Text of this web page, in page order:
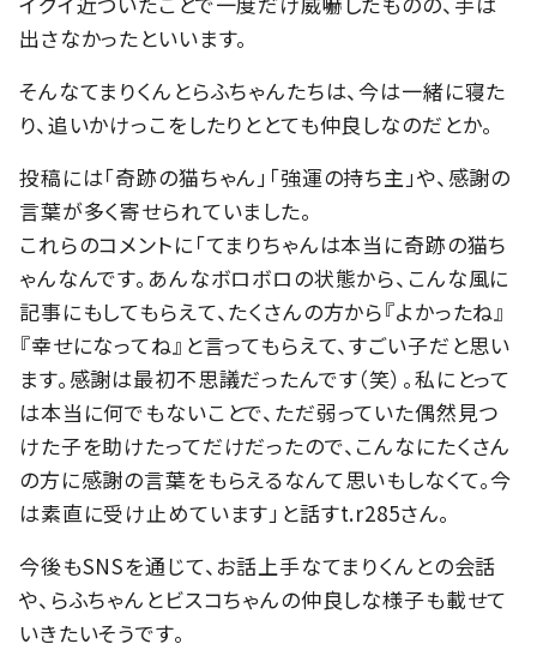
出さなかったといいます。
そんなてまりくんとらふちゃんたちは、今は一緒に寝た
り、追いかけっこをしたりととても仲良しなのだとか。
投稿には「奇跡の猫ちゃん」「強運の持ち主」や、感謝の
言葉が多く寄せられていました。
これらのコメントに「てまりちゃんは本当に奇跡の猫ち
ゃんなんです。あんなボロボロの状態から、こんな風に
記事にもしてもらえて、たくさんの方から『よかったね』
『幸せになってね』と言ってもらえて、すごい子だと思い
ます。感謝は最初不思議だったんです（笑）。私にとって
は本当に何でもないことで、ただ弱っていた偶然見つ
けた子を助けたってだけだったので、こんなにたくさん
の方に感謝の言葉をもらえるなんて思いもしなくて。今
は素直に受け止めています」と話すt.r285さん。
今後もSNSを通じて、お話上手なてまりくんとの会話
や、らふちゃんとビスコちゃんの仲良しな様子も載せて
いきたいそうです。